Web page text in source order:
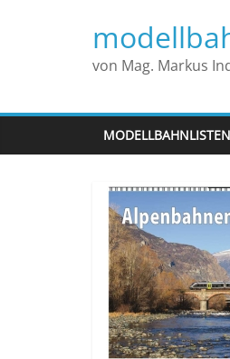
von Mag. Markus
MODELLBAHNLISTEN